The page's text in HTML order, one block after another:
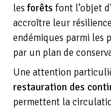
lesforêts font l’objet
accroître leur
endémiques parmi les
par un plan de
Une attention
restauration des
permettent la